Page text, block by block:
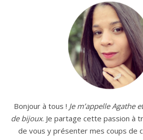
Bonjour à tous ! Je m’appelle Agathe
de bijoux. Je partage cette passion à
de vous y présenter mes coups de